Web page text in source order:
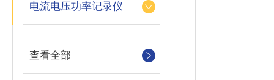
电流电压功率记录仪
查看全部